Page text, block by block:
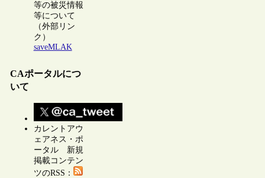
等の被災情報
等について
（外部リン
ク）
saveMLAK
CAポータルにつ
いて
カレントアウ
ェアネス・ポ
ータル 新規
掲載コンテン
ツのRSS：